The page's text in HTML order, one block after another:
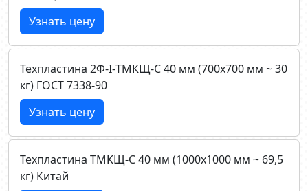
Узнать цену
Техпластина 2Ф-I-ТМКЩ-C 40 мм (700х700 мм ~ 30
кг) ГОСТ 7338-90
Узнать цену
Техпластина ТМКЩ-C 40 мм (1000х1000 мм ~ 69,5
кг) Китай